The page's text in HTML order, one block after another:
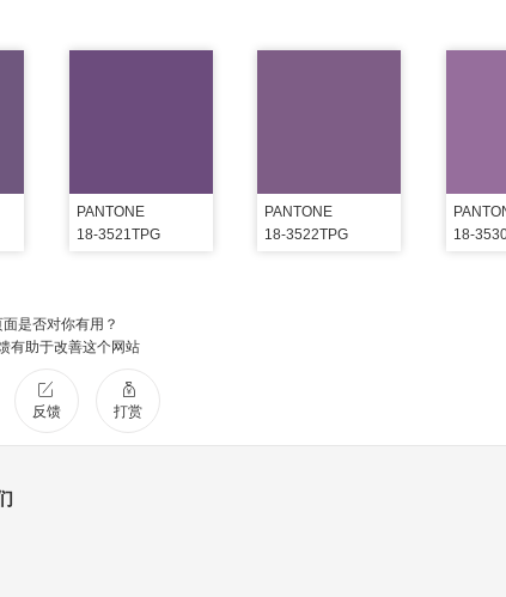
PANTONE
18-3521TPG
PANTONE
18-3522TPG
18-
是否对你有用？
有助于改善这个网站
反馈 打赏